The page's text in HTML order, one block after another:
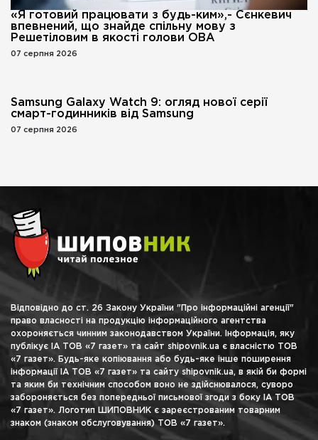
«Я готовий працювати з будь-ким»,- Сєнкевич
впевнений, що знайде спільну мову з
Решетіловим в якості голови ОВА
07 серпня 2026
Samsung Galaxy Watch 9: огляд нової серії
смарт-годинників від Samsung
07 серпня 2026
Відповідно до ст. 26 Закону України "Про інформаційні агенції"
право власності на продукцію інформаційного агентства
охороняється чинним законодавством України. Інформація, яку
публікує ІА ТОВ «7 газет» та сайт shipovnik.ua є власністю ТОВ
«7 газет». Будь-яке копіювання або будь-яке інше поширення
інформації ІА ТОВ «7 газет» та сайту shipovnik.ua, в якій би формі
та яким би технічним способом воно не здійснювалося, суворо
забороняється без попередньої письмової згоди з боку ІА ТОВ
«7 газет». Логотип ШИПОВНИК є зареєстрованим товарним
знаком (знаком обслуговування) ТОВ «7 газет».